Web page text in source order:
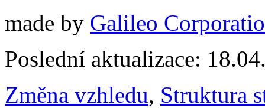
made by Galileo
Poslední aktualizace:
Změna vzhledu, Struktura